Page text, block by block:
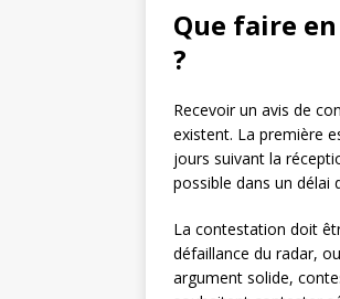
Que faire
?
Recevoir un avis de
existent. La première
jours suivant la
possible dans un délai
La contestation doit
défaillance du radar,
argument solide,